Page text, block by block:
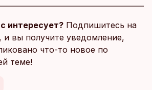
интересует? Подпишитесь на
и вы получите уведомление,
что-то новое по
теме!